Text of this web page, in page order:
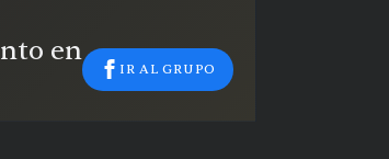
en
IR AL GRUPO